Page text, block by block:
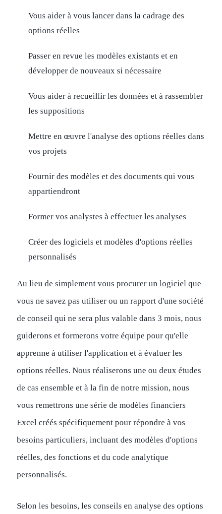
Vous aider à vous lancer dans la cadrage des
options réelles
Passer en revue les modèles existants et en
développer de nouveaux si nécessaire
Vous aider à recueillir les données et à rassembler
les suppositions
Mettre en œuvre l'analyse des options réelles dans
vos projets
Fournir des modèles et des documents qui vous
appartiendront
Former vos analystes à effectuer les analyses
Créer des logiciels et modèles d'options réelles
personnalisés
Au lieu de simplement vous procurer un logiciel que
vous ne savez pas utiliser ou un rapport d'une société
de conseil qui ne sera plus valable dans 3 mois, nous
guiderons et formerons votre équipe pour qu'elle
apprenne à utiliser l'application et à évaluer les
options réelles. Nous réaliserons une ou deux études
de cas ensemble et à la fin de notre mission, nous
vous remettrons une série de modèles financiers
Excel créés spécifiquement pour répondre à vos
besoins particuliers, incluant des modèles d'options
réelles, des fonctions et du code analytique
personnalisés.
Selon les besoins, les conseils en analyse des options